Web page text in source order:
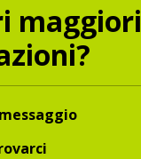
maggiori